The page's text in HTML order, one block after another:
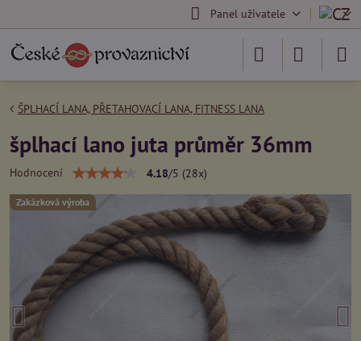
Panel uživatele
Zakázková výroba
ŠPLHACÍ LANA, PŘETAHOVACÍ LANA, FITNESS LANA
šplhací lano juta průměr 36mm
Hodnocení 4.18/5 (28x)